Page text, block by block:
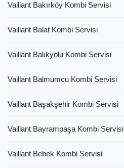
Vaillant Bakırköy Kombi Servisi
Vaillant Balat Kombi Servisi
Vaillant Balıkyolu Kombi Servisi
Vaillant Balmumcu Kombi Servisi
Vaillant Başakşehir Kombi Servisi
Vaillant Bayrampaşa Kombi Servisi
Vaillant Bebek Kombi Servisi